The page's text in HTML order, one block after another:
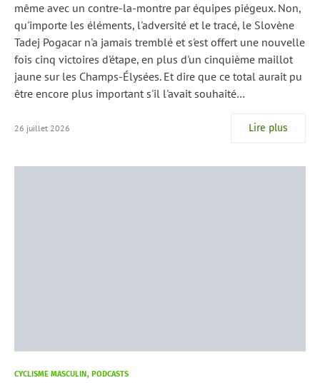
même avec un contre-la-montre par équipes piégeux. Non,
qu'importe les éléments, l'adversité et le tracé, le Slovène
Tadej Pogacar n'a jamais tremblé et s'est offert une nouvelle
fois cinq victoires d'étape, en plus d'un cinquième maillot
jaune sur les Champs-Élysées. Et dire que ce total aurait pu
être encore plus important s'il l'avait souhaité…
26 juillet 2026 Lire plus
CYCLISME MASCULIN PODCASTS